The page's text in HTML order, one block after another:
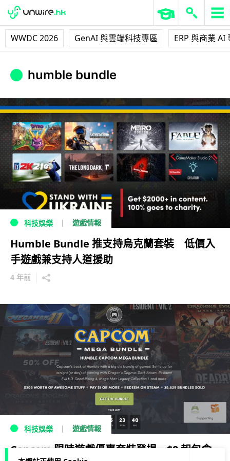
WWDC 2026 GenAI 與雲端科技專區 ERP 與商業 AI
humble bundle
科技娛樂 遊戲情報
Humble Bundle 推支持烏克蘭套裝 低價入
手遊戲兼支持人道援助
4 年前
科技娛樂 遊戲情報
Capcom 限時遊戲優惠套裝登場 $8 起包含